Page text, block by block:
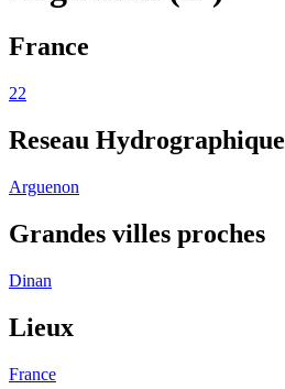
France
22
Reseau Hydrographique
Arguenon
Grandes villes proches
Dinan
Lieux
France